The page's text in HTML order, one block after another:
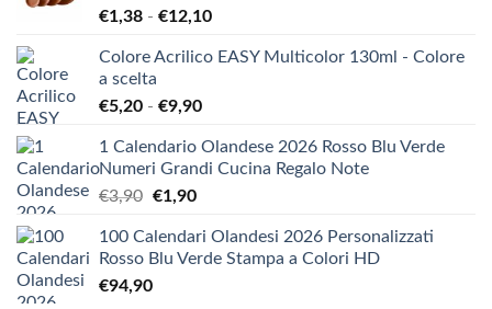
€1,38 - €12,10Fascia
prezzo:
€12,10
Colore Acrilico EASY Multicolor 130ml - Colore
a scelta
€5,20 - €9,90Fascia
prezzo:
da
€9,90
1 Calendario Olandese 2026 Rosso Blu Verde
Numeri Grandi Cucina Regalo Note
€3,90 Il
originale
era:
€3,90.
€1,90Il
attuale
è:
100 Calendari Olandesi 2026 Personalizzati
Rosso Blu Verde Stampa a Colori HD
€94,90